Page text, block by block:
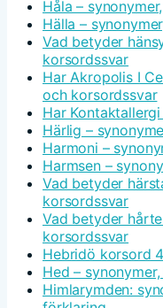
Håla –
Hälla –
Vad betyder
korsordssvar
Har Akropolis I
och korsordssvar
Har
Härlig –
Harmoni –
Harmsen –
Vad betyder
korsordssvar
Vad betyder
korsordssvar
Hebridö korsord
Hed –
Himlarymden: